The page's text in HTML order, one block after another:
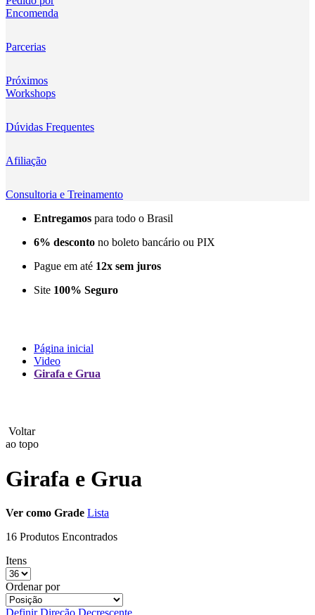
Kingma
Lensmingle
LiRen
Litepanels
LoveFoto
LowePro
Lumitecfoto
MAMEN
Nanlite
NEEWER
Photo Facility
Encomenda
Parcerias
Próximos
Workshops
Dúvidas Frequentes
Afiliação
Consultoria e Treinamento
Entregamos para todo o Brasil
6% desconto no boleto bancário ou PIX
Pague em até 12x sem juros
Site 100% Seguro
Página inicial
Video
Girafa e Grua
Voltar
ao topo
Girafa e Grua
Ver como Grade Lista
16 Produtos Encontrados
Itens
Ordenar por